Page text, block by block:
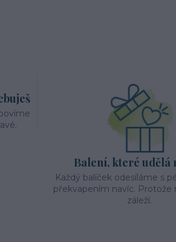
Balení, které udělá
Každý balíček odesíláme s
překvapením navíc. Protože
záleží.